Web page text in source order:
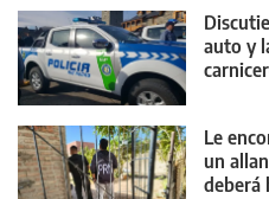
auto y
Le
un
deberá